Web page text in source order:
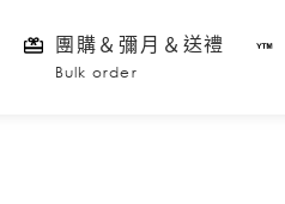
團購＆彌月＆送禮
Bulk order